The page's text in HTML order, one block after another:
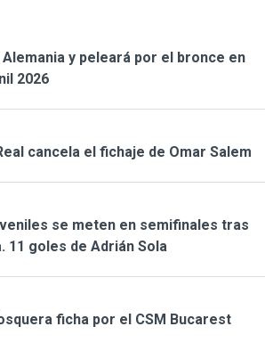
Alemania y peleará por el bronce en
2026
cancela el fichaje de Omar Salem
se meten en semifinales tras
11 goles de Adrián Sola
ficha por el CSM Bucarest